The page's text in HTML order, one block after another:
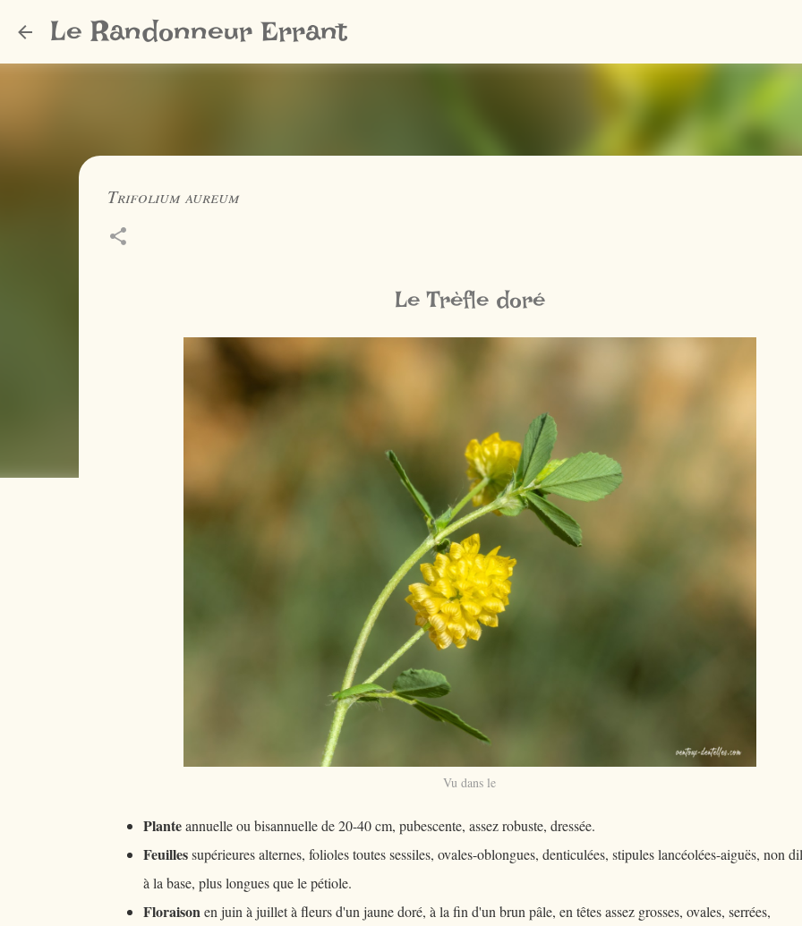
Le Randonneur Errant
Trifolium aureum
Le Trèfle doré
Vu dans le
Planteannuelle ou bisannuelle de 20-40 cm, pubescente, assez robuste, dressée.
Feuillessupérieures alternes, folioles toutes sessiles, ovales-oblongues, denticulées, stipules lancéolées-aiguës, non
à la base, plus longues que le pétiole.
Floraison en juin à juillet à fleurs d'un jaune doré, à la fin d'un brun pâle, en têtes assez grosses, ovales, serrées,